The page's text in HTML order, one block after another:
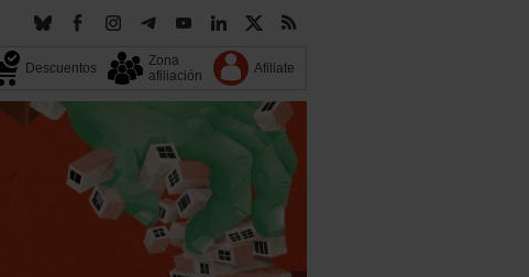
Descuentos
Zona
afiliación
Afiliate